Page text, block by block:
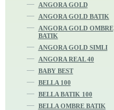
ANGORA GOLD
ANGORA GOLD BATIK
ANGORA GOLD OMBRE
BATIK
ANGORA GOLD SIMLI
ANGORA REAL 40
BABY BEST
BELLA 100
BELLA BATIK 100
BELLA OMBRE BATIK